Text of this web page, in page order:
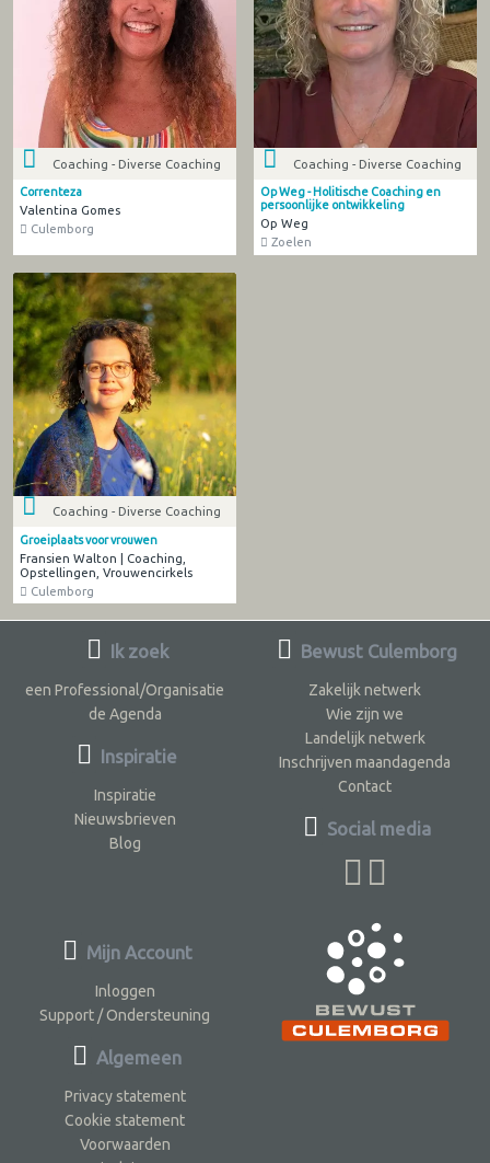
Coaching - Diverse Coaching
Correnteza
Valentina Gomes
Culemborg
Coaching - Diverse Coaching
Op Weg - Holitische Coaching en
persoonlijke ontwikkeling
Op Weg
Zoelen
Coaching - Diverse Coaching
Groeiplaats voor vrouwen
Fransien Walton | Coaching,
Opstellingen, Vrouwencirkels
Culemborg
Ik zoek
een Professional/Organisatie
de Agenda
Inspiratie
Inspiratie
Nieuwsbrieven
Blog
Bewust Culemborg
Zakelijk netwerk
Wie zijn we
Landelijk netwerk
Inschrijven maandagenda
Contact
Social media
Mijn Account
Inloggen
Support / Ondersteuning
Algemeen
Privacy statement
Cookie statement
Voorwaarden